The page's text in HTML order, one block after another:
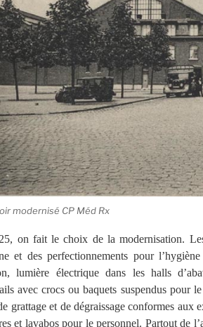
modernisé CP Méd Rx
on fait le choix de la modernisation.
et des perfectionnements pour
lumière électrique dans les halls
avec crocs ou baquets suspendus pour
grattage et de dégraissage conformes aux
et lavabos pour le personnel. Partout de